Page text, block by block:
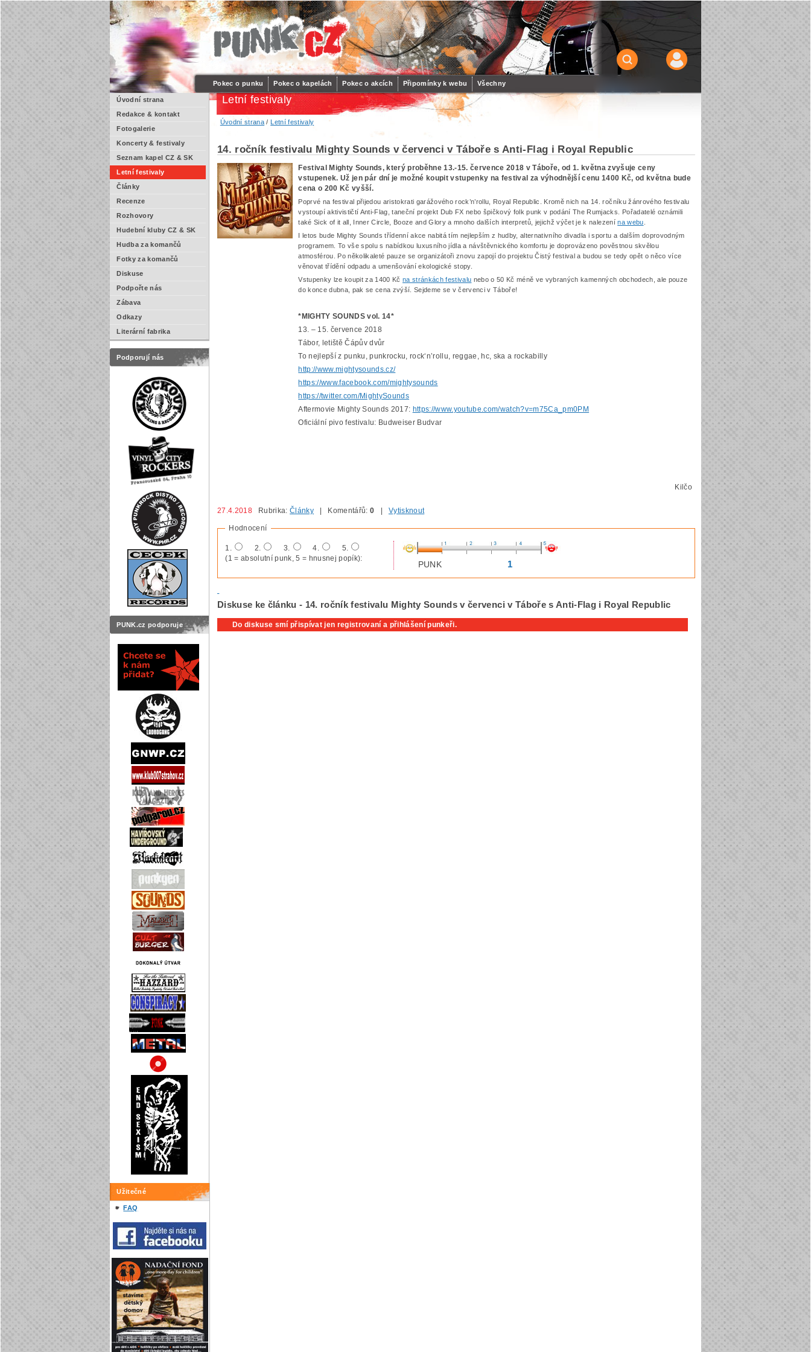
Pokec o punku Pokec o kapelách Pokec o akcích Připomínky k webu Všechny
Úvodní strana
Redakce & kontakt
Fotogalerie
Koncerty & festivaly
Seznam kapel CZ & SK
Letní festivaly
Články
Recenze
Rozhovory
Hudební kluby CZ & SK
Hudba za komančů
Fotky za komančů
Diskuse
Podpořte nás
Zábava
Odkazy
Literární fabrika
Podporují nás
PUNK.cz podporuje
Letní festivaly
Úvodní strana / Letní festivaly
Užitečné
FAQ
14. ročník festivalu Mighty Sounds v červenci v Táboře s Anti-Flag i Royal Republic
Festival Mighty Sounds, který proběhne 13.-15. července 2018 v Táboře, od 1. května zvyšuje ceny
vstupenek. Už jen pár dní je možné koupit vstupenky na festival za výhodnější cenu 1400 Kč, od května bude
cena o 200 Kč vyšší.
Poprvé na festival přijedou aristokrati garážového rock’n’rollu, Royal Republic. Kromě nich na 14. ročníku žánrového festivalu
vystoupí aktivističtí Anti-Flag, taneční projekt Dub FX nebo špičkový folk punk v podání The Rumjacks. Pořadatelé oznámili
také Sick of it all, Inner Circle, Booze and Glory a mnoho dalších interpretů, jejichž výčet je k nalezenína webu
I letos bude Mighty Sounds třídenní akce nabitá tím nejlepším z hudby, alternativního divadla i sportu a dalším doprovodným
programem. To vše spolu s nabídkou luxusního jídla a návštěvnického komfortu je doprovázeno pověstnou skvělou
atmosférou. Po několikaleté pauze se organizátoři znovu zapojí do projektu Čistý festival a budou se tedy opět o něco více
věnovat třídění odpadu a umenšování ekologické stopy.
Vstupenky lze koupit za 1400 Kč na stránkách festivalu nebo o 50 Kč méně ve vybraných kamenných obchodech, ale pouze
do konce dubna, pak se cena zvýší. Sejdeme se v červenci v Táboře!
*MIGHTY SOUNDS vol. 14*
13. – 15. července 2018
Tábor, letiště Čápův dvůr
To nejlepší z punku, punkrocku, rock‘n’rollu, reggae, hc, ska a rockabilly
http://www.mightysounds.cz/
https://www.facebook.com/mightysounds
https://twitter.com/MightySounds
Aftermovie Mighty Sounds 2017: https://www.youtube.com/watch?v=m75Ca_pm0PM
Oficiální pivo festivalu: Budweiser Budvar
Kilčo
27.4.2018 Rubrika:Články | Komentářů:0 | Vytisknout
Hodnocení
1. 2. 3. 4.
5.
(1 = absolutní punk, 5 = hnusnej popík):
PUNK 1
Diskuse ke článku - 14. ročník festivalu Mighty Sounds v červenci v Táboře s Anti-Flag i Royal Republic
Do diskuse smí přispívat jen registrovaní a přihlášení punkeři.